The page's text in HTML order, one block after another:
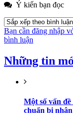
Ý kiến bạn đọc
Bạn cần đăng nhập
bình luận
Những tin
Một số vấn
chuẩn bị